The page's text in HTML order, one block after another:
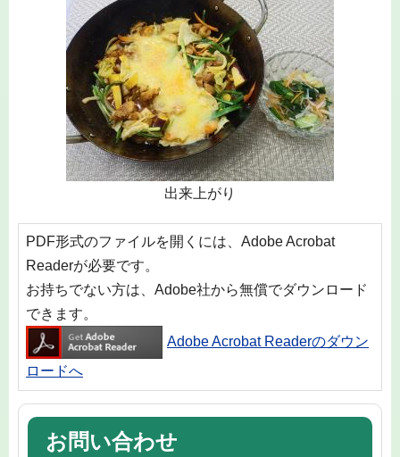
出来上がり
PDF形式のファイルを開くには、Adobe Acrobat
Readerが必要です。
お持ちでない方は、Adobe社から無償でダウンロード
できます。
Adobe Acrobat Readerのダウン
ロードへ
お問い合わせ